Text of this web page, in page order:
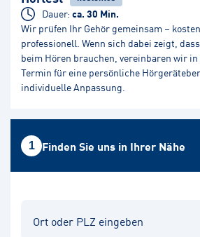
Dauer: ca. 30 Min.
Wir prüfen Ihr Gehör gemeinsam –
professionell. Wenn sich dabei zeigt,
beim Hören brauchen, vereinbaren wir
Termin für eine persönliche
individuelle Anpassung.
1 Finden Sie uns in Ihrer Nähe
Ort oder PLZ eingeben